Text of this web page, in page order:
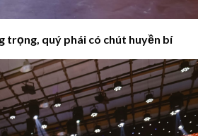
trọng, quý phái có chút huyền bí